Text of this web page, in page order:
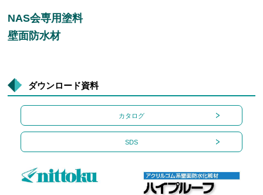
NAS会専用塗料
壁面防水材
ダウンロード資料
カタログ
SDS